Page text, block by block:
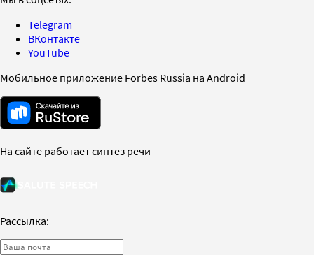
Telegram
ВКонтакте
YouTube
Мобильное приложение Forbes Russia на Android
На сайте работает синтез речи
Рассылка: